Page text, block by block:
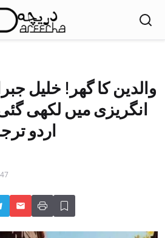
والدین کا گھر! خلیل
انگریزی میں لکھی
اردو